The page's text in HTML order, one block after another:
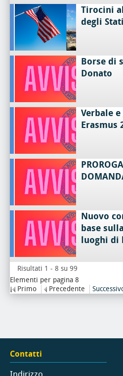
Tirocini
degli
Borse di
Donato
Verbale
Erasmus
Nuovo
base
luoghi di
Risultati 1 - 8 su 99
Elementi per pagina 8
Primo
Precedente
Contatti
Indirizzo